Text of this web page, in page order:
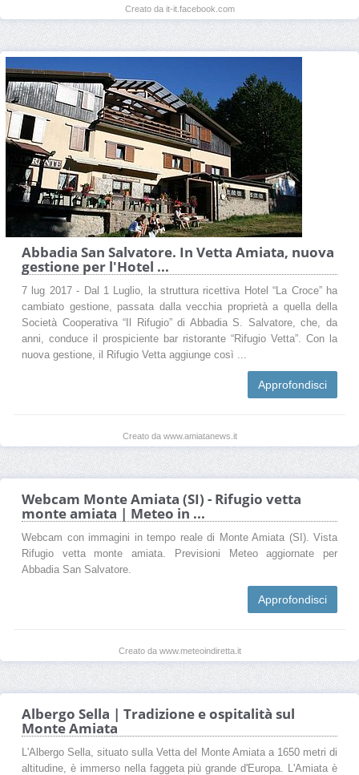
Creato da it-it.facebook.com
Abbadia San Salvatore. In Vetta Amiata, nuova
gestione per l'Hotel ...
7 lug 2017 - Dal 1 Luglio, la struttura ricettiva Hotel “La Croce” ha
cambiato gestione, passata dalla vecchia proprietà a quella della
Società Cooperativa “Il Rifugio” di Abbadia S. Salvatore, che, da
anni, conduce il prospiciente bar ristorante “Rifugio Vetta”. Con la
nuova gestione, il Rifugio Vetta aggiunge così ...
Approfondisci
Creato da www.amiatanews.it
Webcam Monte Amiata (SI) - Rifugio vetta
monte amiata | Meteo in ...
Webcam con immagini in tempo reale di Monte Amiata (SI). Vista
Rifugio vetta monte amiata. Previsioni Meteo aggiornate per
Abbadia San Salvatore.
Approfondisci
Creato da www.meteoindiretta.it
Albergo Sella | Tradizione e ospitalità sul
Monte Amiata
L'Albergo Sella, situato sulla Vetta del Monte Amiata a 1650 metri di
altitudine, è immerso nella faggeta più grande d'Europa. L'Amiata è